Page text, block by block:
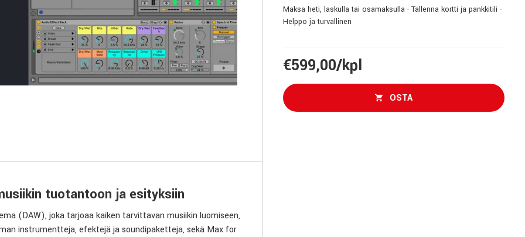
Maksa heti, laskulla tai osamaksulla - Tallenna kortti ja pankkitili -
Helppo ja turvallinen
€599,00/kpl
OSTA
tuotantoon ja esityksiin
(DAW), joka tarjoaa kaiken tarvittavan musiikin luomiseen,
instrumentteja, efektejä ja soundipaketteja, sekä Max for